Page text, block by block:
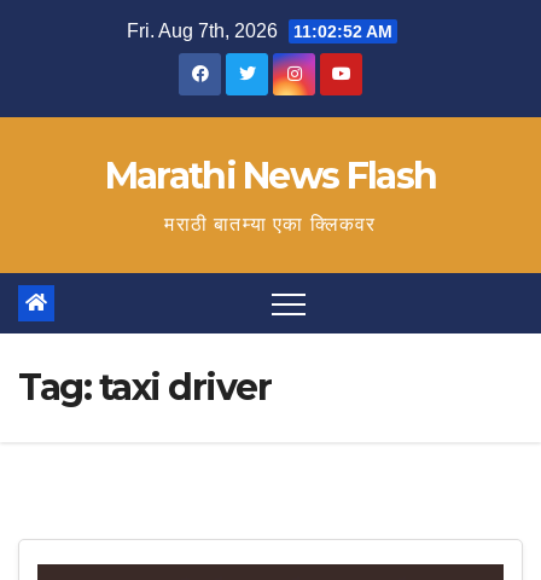
Fri. Aug 7th, 2026 11:02:52 AM
Marathi News Flash
मराठी बातम्या एका क्लिकवर
Tag:taxi driver